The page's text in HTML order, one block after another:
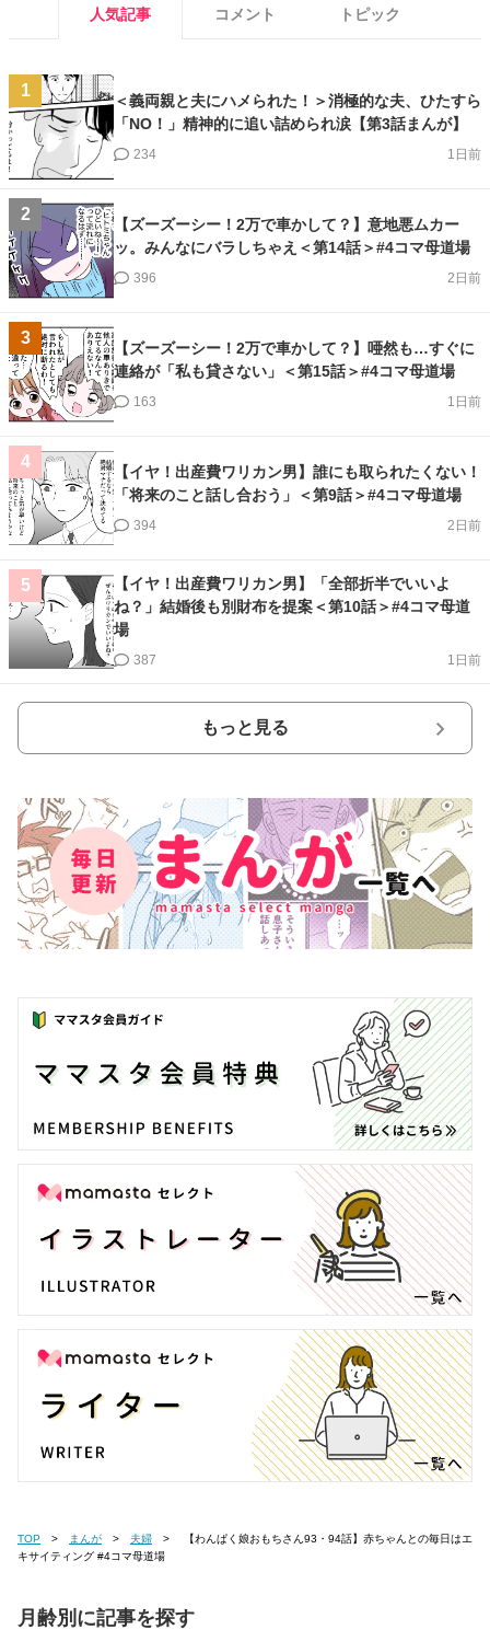
人気記事 コメント トピック
1
＜義両親と夫にハメられた！＞消極的な夫、ひたすら
「NO！」精神的に追い詰められ涙【第3話まんが】
1日前
234
2
【ズーズーシー！2万で車かして？】意地悪ムカー
ッ。みんなにバラしちゃえ＜第14話＞#4コマ母道場
2日前
396
3
【ズーズーシー！2万で車かして？】唖然も…すぐに
連絡が「私も貸さない」＜第15話＞#4コマ母道場
1日前
163
4
【イヤ！出産費ワリカン男】誰にも取られたくない！
「将来のこと話し合おう」＜第9話＞#4コマ母道場
2日前
394
5
【イヤ！出産費ワリカン男】「全部折半でいいよ
ね？」結婚後も別財布を提案＜第10話＞#4コマ母道
場
1日前
387
もっと見る
TOP まんが 夫婦
キサイティング #4コマ母道場
月齢別に記事を探す